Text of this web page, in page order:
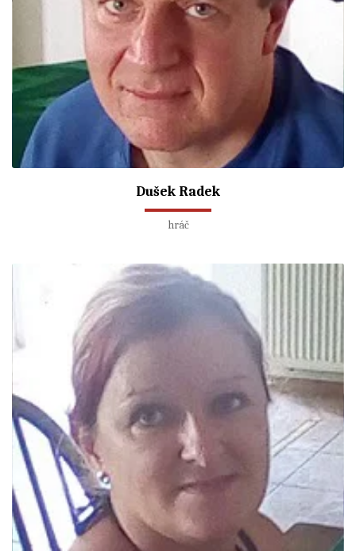
Dušek Radek
hráč